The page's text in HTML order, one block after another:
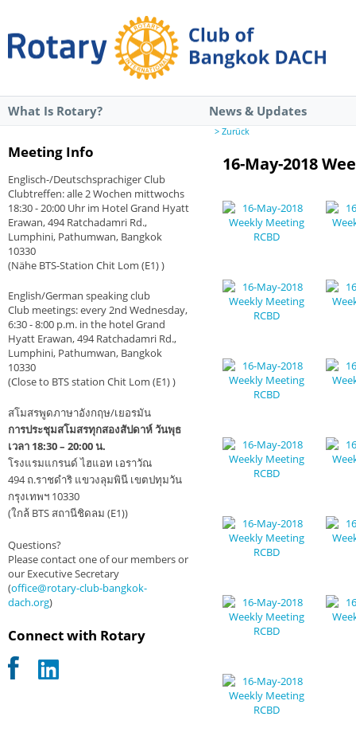
What Is Rotary? News & Updates
Meeting Info
Englisch-/Deutschsprachiger Club
Clubtreffen: alle 2 Wochen mittwochs
18:30 - 20:00 Uhr im Hotel Grand Hyatt
Erawan, 494 Ratchadamri Rd.,
Lumphini, Pathumwan, Bangkok
10330
(Nähe BTS-Station Chit Lom (E1) )
English/German speaking club
Club meetings: every 2nd Wednesday,
6:30 - 8:00 p.m. in the hotel Grand
Hyatt Erawan, 494 Ratchadamri Rd.,
Lumphini, Pathumwan, Bangkok
10330
(Close to BTS station Chit Lom (E1) )
สโมสรพูดภาษาอังกฤษ/เยอรมัน
การประชุมสโมสรทุกสองสัปดาห์ วันพุธ
เวลา 18:30 – 20:00 น.
โรงแรมแกรนด์ ไฮแอท เอราวัณ
494 ถ.ราชดำริ แขวงลุมพินี เขตปทุมวัน
กรุงเทพฯ 10330
(ใกล้ BTS สถานีชิดลม (E1))
Questions?
Please contact one of our members or
our Executive Secretary
(office@rotary-club-bangkok-
dach.org)
Connect with Rotary
> Zurück
16-May-2018